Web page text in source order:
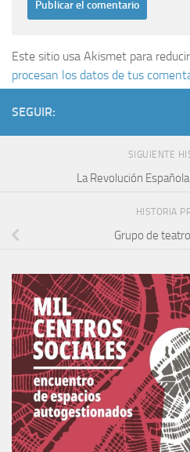
Este sitio usa Akismet para
procesan los datos de tus
SEGUIR:
SIGUIENTE
La Revolución
HISTORIA
Grupo de